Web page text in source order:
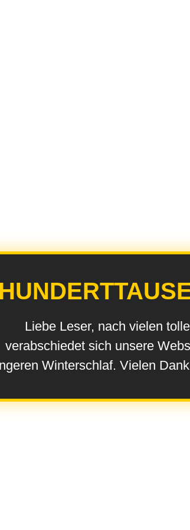
Liebe Leser, nach vielen
verabschiedet sich unsere
Winterschlaf. Vielen